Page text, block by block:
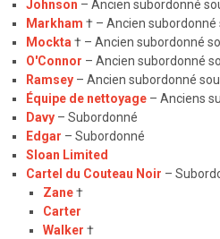
Johnson – Ancien subordonné
Markham † – Ancien
Mockta† – Ancien subordonné
O'Connor – Ancien subordonné
Ramsey – Ancien subordonné
Équipe de nettoyage – Anciens
Davy – Subordonné
Edgar – Subordonné
Sloan Limited
Cartel du Couteau Noir –
​​​​​Zane†
Carter
Walker †